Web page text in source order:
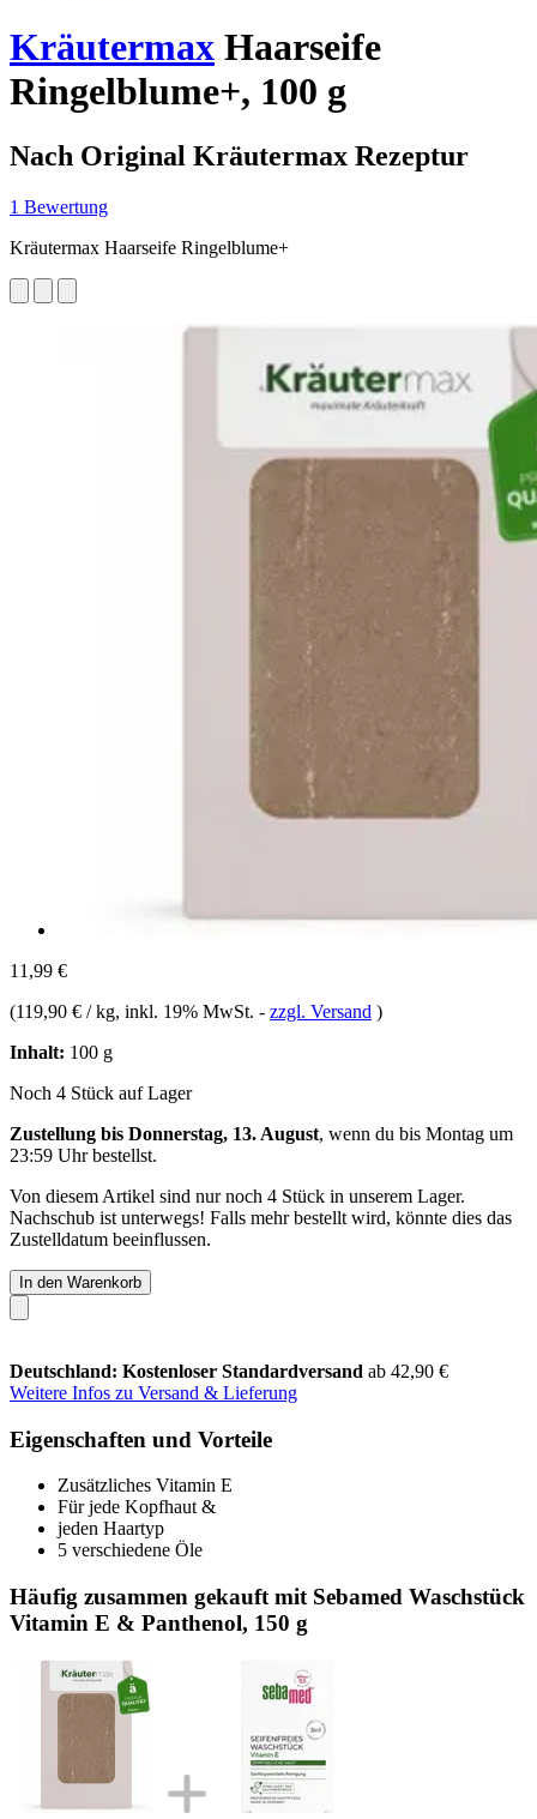
Kräutermax Haarseife
Ringelblume+, 100 g
Nach Original Kräutermax Rezeptur
1 Bewertung
Kräutermax Haarseife Ringelblume+
11,99 €
(119,90 € / kg, inkl. 19% MwSt. - zzgl. Versand )
Inhalt: 100 g
Noch 4 Stück auf Lager
Zustellung bis Donnerstag, 13. August, wenn du bis Montag um
23:59 Uhrbestellst.
Von diesem Artikel sind nur noch 4 Stück in unserem Lager.
Nachschub ist unterwegs! Falls mehr bestellt wird, könnte dies das
Zustelldatum beeinflussen.
In den Warenkorb
Deutschland: Kostenloser Standardversand ab 42,90 €
Weitere Infos zu Versand & Lieferung
Eigenschaften und Vorteile
Zusätzliches Vitamin E
Für jede Kopfhaut &
jeden Haartyp
5 verschiedene Öle
Häufig zusammen gekauft mit Sebamed Waschstück
Vitamin E & Panthenol, 150 g